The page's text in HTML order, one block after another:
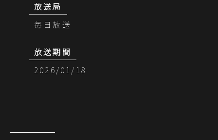
放送局
毎日放送
放送期間
2026/01/18